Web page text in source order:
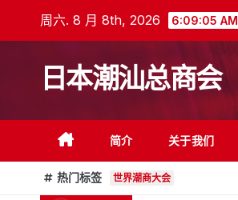
周六. 8 月 8th, 2026 6:09:07 AM
日本潮汕总商会
简介 关于我们
热门标签 世界潮商大会